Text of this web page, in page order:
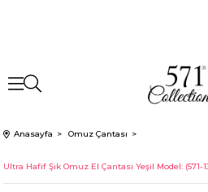
Anasayfa Omuz Çantası
Ultra Hafif Şık Omuz El Çantası Yeşil Model: (571-